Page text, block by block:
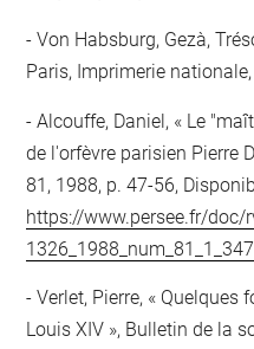
Von Habsburg, Gezà,
Paris, Imprimerie
Alcouffe, Daniel, « Le
de l'orfèvre parisien Pierre
81, 1988, p. 47-56,
https://www.persee.fr/doc/
Verlet, Pierre, « Quelques
Louis XIV », Bulletin de la